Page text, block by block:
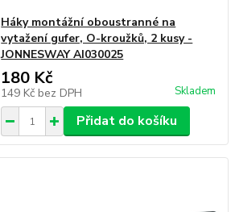
Háky montážní oboustranné na
vytažení gufer, O-kroužků, 2 kusy -
JONNESWAY AI030025
180 Kč
149 Kč bez DPH Skladem
Přidat do košíku